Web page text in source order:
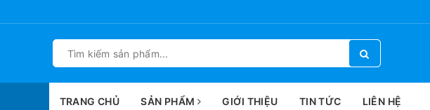
TRANG CHỦ SẢN PHẨM GIỚI THIỆU TIN TỨC LIÊN HỆ